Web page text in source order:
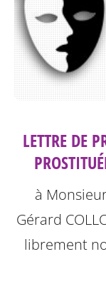
LETTRE DE
à
Gérard
librement